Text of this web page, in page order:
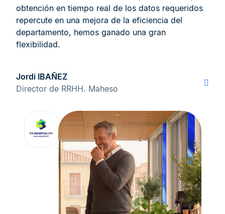
obtención en tiempo real de los datos requeridos
repercute en una mejora de la eficiencia del
departamento, hemos ganado una gran
flexibilidad.
Jordi IBAÑEZ
Director de RRHH. Maheso